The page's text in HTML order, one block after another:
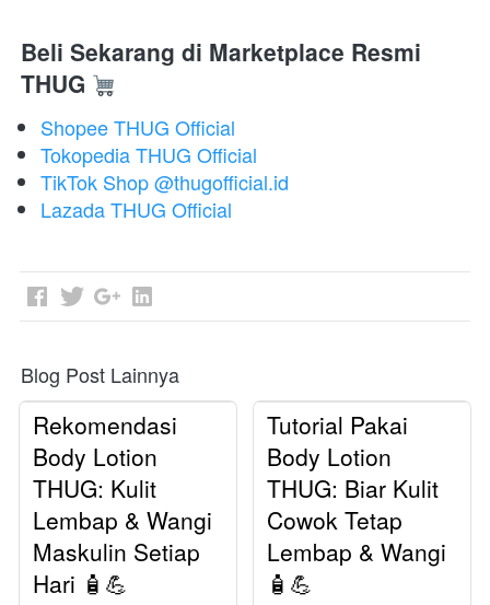
Beli Sekarang di Marketplace Resmi
THUG
Shopee THUG Official
Tokopedia THUG Official
TikTok Shop @thugofficial.id
Lazada THUG Official
Blog Post Lainnya
Rekomendasi
Body Lotion
THUG: Kulit
Lembap & Wangi
Maskulin Setiap
Hari 🧴💪
Tutorial Pakai
Body Lotion
THUG: Biar Kulit
Cowok Tetap
Lembap & Wangi
🧴💪